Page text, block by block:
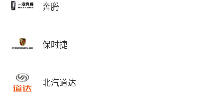
奔腾
保时捷
北汽道达